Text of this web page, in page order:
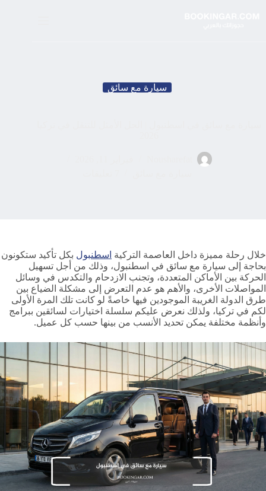
سيارة مع سائق
خلال رحلة مميزة داخل العاصمة التركية اسطنبول بكل تأكيد ستكونون
بحاجة إلى سيارة مع سائق في اسطنبول، وذلك من أجل تسهيل
الحركة بين الأماكن المتعددة، وتجنب الازدحام والتكدس في وسائل
المواصلات الأخرى، والأهم هو عدم التعرض إلى مشكلة الضياع بين
طرق الدولة الغريبة الموجودين فيها خاصةً لو كانت تلك المرة الأولى
لكم في تركيا، ولذلك نعرض عليكم سلسلة اختيارات لسائقين ببرامج
وأنظمة مختلفة يمكن تحديد الأنسب من بينها حسب كل عميل.